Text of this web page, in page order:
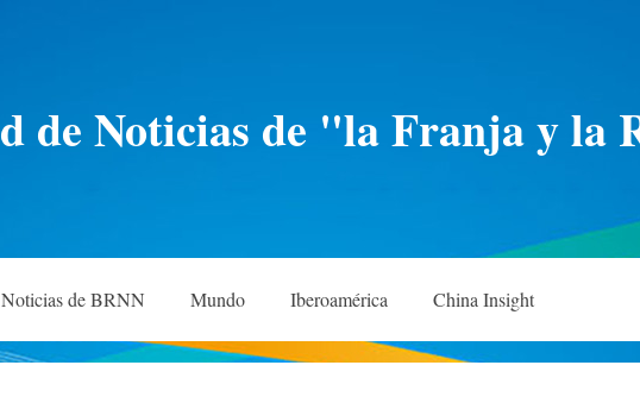
de Noticias de "la Franja y la
Noticias de BRNN Mundo Iberoamérica China Insight